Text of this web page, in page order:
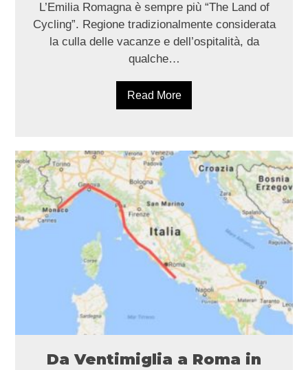
L’Emilia Romagna è sempre più “The Land of
Cycling”. Regione tradizionalmente considerata
la culla delle vacanze e dell’ospitalità, da
qualche…
Read More
Da Ventimiglia a Roma in